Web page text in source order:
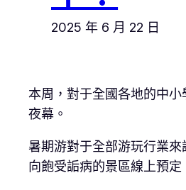
2025 年 6 月 22 日
本周，對于全國各地的中
夜幕。
暑期游對于全部游玩行業
向飽受詬病的景區線上預